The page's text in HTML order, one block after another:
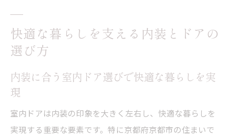
快適な暮らしを支える内装とドアの
選び方
内装に合う室内ドア選びで快適な暮らしを実
現
室内ドアは内装の印象を大きく左右し、快適な暮らしを
実現する重要な要素です。特に京都府京都市の住まいで